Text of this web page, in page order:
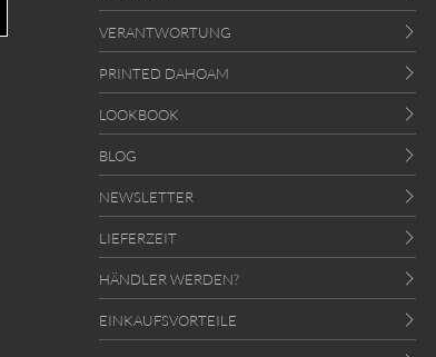
VERANTWORTUNG
PRINTED DAHOAM
LOOKBOOK
BLOG
NEWSLETTER
LIEFERZEIT
HÄNDLER WERDEN?
EINKAUFSVORTEILE